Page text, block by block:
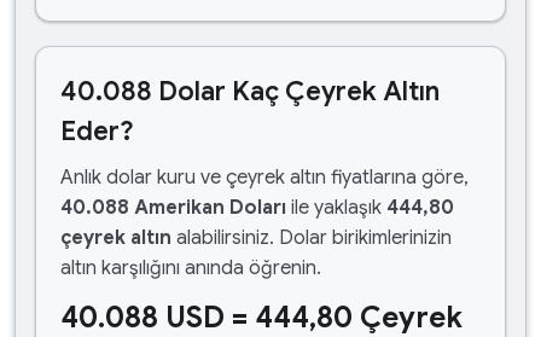
40.088 Dolar Kaç Çeyrek Altın
Eder?
Anlık dolar kuru ve çeyrek altın fiyatlarına göre,
40.088 Amerikan Doları ile yaklaşık 444,80
çeyrek altın alabilirsiniz. Dolar birikimlerinizin
altın karşılığını anında öğrenin.
40.088 USD = 444,80 Çeyrek